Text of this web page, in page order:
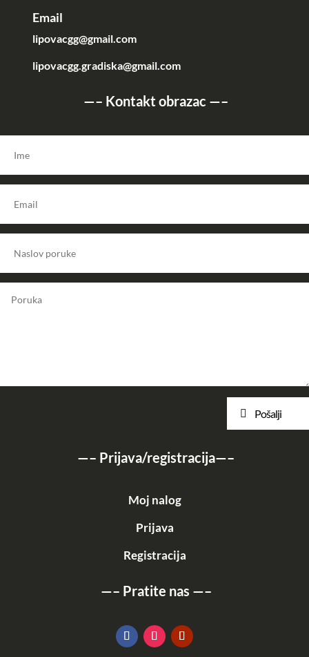
Email
lipovacgg@gmail.com
lipovacgg.gradiska@gmail.com
—– Kontakt obrazac —–
Pošalji
—– Prijava/registracija—–
Moj nalog
Prijava
Registracija
—– Pratite nas —–